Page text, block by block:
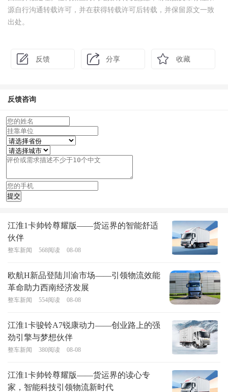
源自行沟通转载许可，并在获得转载许可后转载，并保留原文一致
出处。
反馈 分享 收藏
反馈咨询
江淮1卡帅铃尊耀版——货运界的智能舒适
伙伴
整车新闻 568阅读 08-08
欧航H新品登陆川渝市场——引领物流效能
革命助力西南经济发展
整车新闻 554阅读 08-08
江淮1卡骏铃A7锐康动力——创业路上的强
劲引擎与梦想伙伴
整车新闻 380阅读 08-08
江淮1卡帅铃尊耀版——货运界的读心专
家，智能科技引领物流新时代